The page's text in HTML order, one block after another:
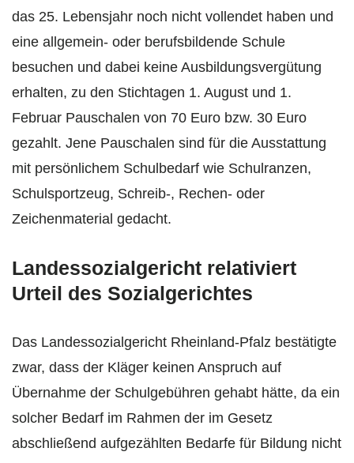
das 25. Lebensjahr noch nicht vollendet haben und
eine allgemein- oder berufsbildende Schule
besuchen und dabei keine Ausbildungsvergütung
erhalten, zu den Stichtagen 1. August und 1.
Februar Pauschalen von 70 Euro bzw. 30 Euro
gezahlt. Jene Pauschalen sind für die Ausstattung
mit persönlichem Schulbedarf wie Schulranzen,
Schulsportzeug, Schreib-, Rechen- oder
Zeichenmaterial gedacht.
Landessozialgericht relativiert
Urteil des Sozialgerichtes
Das Landessozialgericht Rheinland-Pfalz bestätigte
zwar, dass der Kläger keinen Anspruch auf
Übernahme der Schulgebühren gehabt hätte, da ein
solcher Bedarf im Rahmen der im Gesetz
abschließend aufgezählten Bedarfe für Bildung nicht